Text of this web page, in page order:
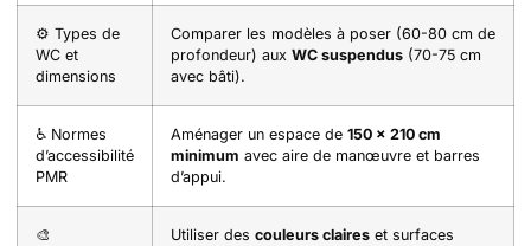
⚙️ Types de
WC et
dimensions
Comparer les modèles à poser (60-80 cm de
profondeur) aux WC suspendus (70-75 cm
avec bâti).
♿ Normes
d’accessibilité
PMR
Aménager un espace de 150 x 210 cm
minimum avec aire de manœuvre et barres
d’appui.
🎨
Utiliser des couleurs claires et surfaces